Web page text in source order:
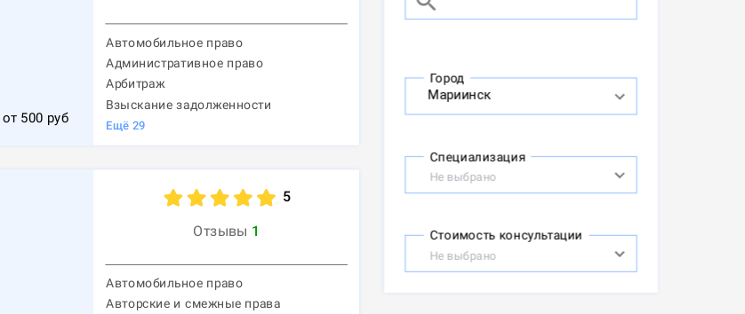
500 руб
Автомобильное право
Административное право
Арбитраж
Взыскание задолженности
Ещё 29
5
Отзывы 1
Автомобильное право
Авторские и смежные права
Город
Специализация
Не выбрано
Стоимость консультации
Не выбрано